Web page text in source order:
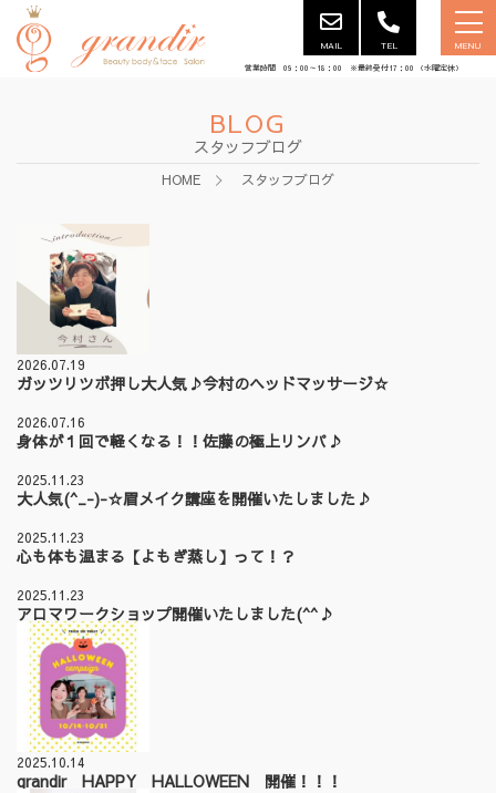
MAIL TEL MENU
営業時間 09：00～18：00 ※最終受付17：00 （水曜定休）
BLOG
スタッフブログ
HOME スタッフブログ
2026.07.19
ガッツリツボ押し大人気♪今村のヘッドマッサージ☆
2026.07.16
身体が１回で軽くなる！！佐藤の極上リンパ♪
2025.11.23
大人気(^_-)-☆眉メイク講座を開催いたしました♪
2025.11.23
心も体も温まる【よもぎ蒸し】って！？
2025.11.23
アロマワークショップ開催いたしました(^^♪
2025.10.14
grandir HAPPY HALLOWEEN 開催！！！